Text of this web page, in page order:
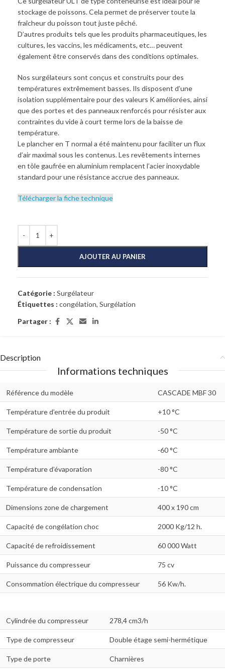
stockage de poissons. Cela permet de préserver toute la
fraîcheur du poisson tout juste pêché.
D’autres produits tels que les produits pharmaceutiques, les
cultures, les vaccins, les médicaments, etc… peuvent
également être conservés dans des conditions optimales.
Nos surgélateurs sont conçus et construits pour des
températures extrêmement basses. Ils disposent d’une
isolation supplémentaire pour des valeurs K améliorées, ainsi
que des portes et des panneaux renforcés pour résister aux
contraintes du vide à court terme lors de la baisse de
température.
Le plancher en T normal a été maintenu pour faciliter un flux
d’air maximal sous les contenus. Les revêtements internes
en tôle gaufrée en aluminium remplacent l’acier inoxydable
standard pour une résistance accrue des panneaux.
Télécharger la fiche technique
AJOUTER AU PANIER
Catégorie : Surgélateur
Étiquettes : congélation, Surgélation
Partager :
Description
Informations techniques
Référence du modèle CASCADE MBF 30
Température d’entrée du produit +10 °C
Température de sortie du produit -50 °C
Température ambiante -60 °C
Température d’évaporation -80 °C
Température de condensation -10 °C
Dimensions zone de chargement 400 x 190 cm
Capacité de congélation choc 2000 Kg/12 h.
Capacité de refroidissement 60 000 Watt
Puissance du compresseur 75 cv
Consommation électrique du compresseur 56 Kw/h.
Cylindrée du compresseur 278,4 cm3/h
Type de compresseur Double étage semi-hermétique
Type de porte Charnières